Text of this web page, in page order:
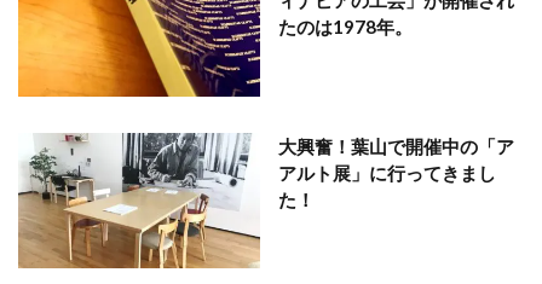
たのは1978年。
大興奮！葉山で開催中の「ア
アルト展」に行ってきまし
た！